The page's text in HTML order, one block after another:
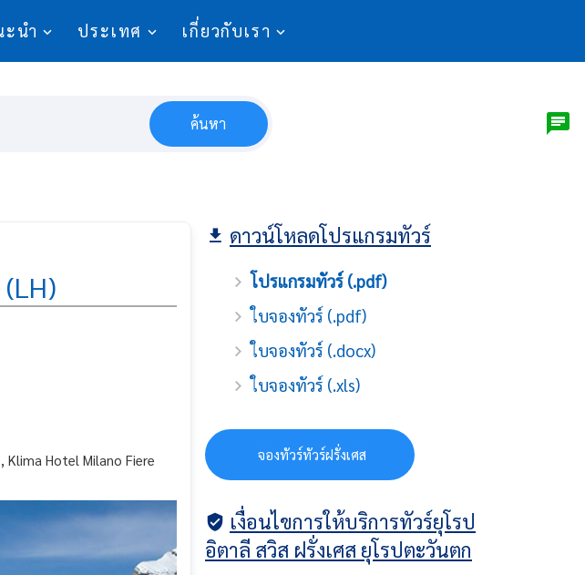
นำ ประเทศ เกี่ยวกับเรา
ค้นหา
, Klima Hotel Milano Fiere
ดาวน์โหลดโปรแกรมทัวร์
โปรแกรมทัวร์ (.pdf)
ใบจองทัวร์ (.pdf)
ใบจองทัวร์ (.docx)
ใบจองทัวร์ (.xls)
ทว รทว รฝรง
จองทัวร์ทัวร์ฝรั่งเศส
เงื่อนไขการให้บริการทัวร์ยุโรป
อิตาลี สวิส ฝรั่งเศส ยุโรปตะวันตก